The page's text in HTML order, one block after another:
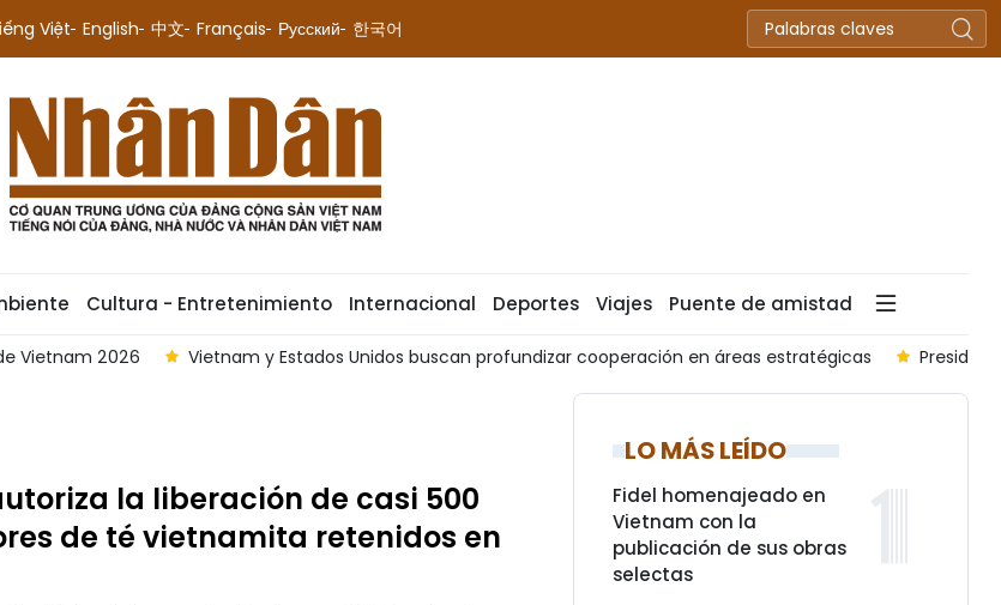
Việt English 中文 Français Русский 한국어
Cultura - Entretenimiento Internacional Deportes Viajes Puente de amistad
Vietnam 2026 Vietnam y Estados Unidos buscan profundizar cooperación en áreas estratégicas
la liberación de casi 500
de té vietnamita retenidos en
LO MÁS LEÍDO
Fidel homenajeado en
Vietnam con la
publicación de sus obras
selectas